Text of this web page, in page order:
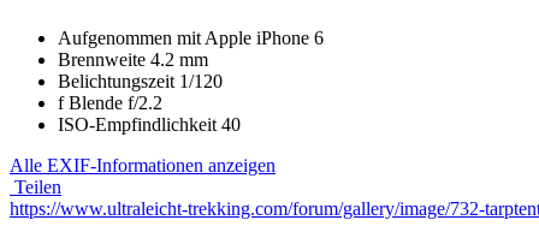
Aufgenommen mit Apple iPhone 6
Brennweite 4.2 mm
Belichtungszeit 1/120
f Blende f/2.2
ISO-Empfindlichkeit 40
Alle EXIF-Informationen anzeigen
Teilen
https://www.ultraleicht-trekking.com/forum/gallery/image/732-